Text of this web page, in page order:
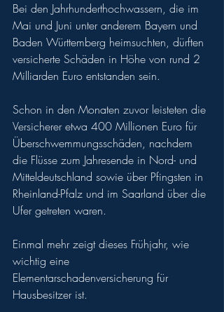
Bei den Jahrhunderthochwassern, die im
Mai und Juni unter anderem Bayern und
Baden Württemberg heimsuchten, dürften
versicherte Schäden in Höhe von rund 2
Milliarden Euro entstanden sein.
Schon in den Monaten zuvor leisteten die
Versicherer etwa 400 Millionen Euro für
Überschwemmungsschäden, nachdem
die Flüsse zum Jahresende in Nord- und
Mitteldeutschland sowie über Pfingsten in
Rheinland-Pfalz und im Saarland über die
Ufer getreten waren.
Einmal mehr zeigt dieses Frühjahr, wie
wichtig eine
Elementarschadenversicherung für
Hausbesitzer ist.